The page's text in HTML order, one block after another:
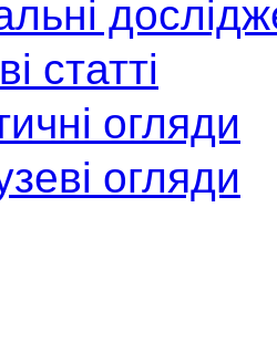
статті
огляди
огляди